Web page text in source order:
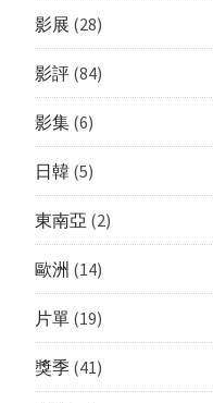
影展 (28)
影評(84)
影集(6)
日韓(5)
東南亞 (2)
歐洲 (14)
片單(19)
獎季(41)